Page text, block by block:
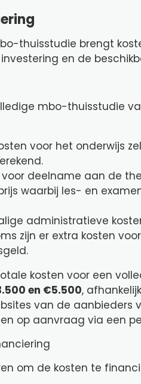
thuisstudie brengt
en de
mbo-thuisstudie
voor het onderwijs
deelname aan de
waarbij les- en
administratieve
zijn er extra kosten
kosten voor een
en €5.500,
van de
op aanvraag via een
om de kosten te